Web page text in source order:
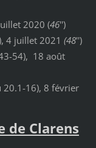
2020 (46'')
4 juillet 2021 (48'')
54), 18 août
20.1-16), 8 février
de Clarens